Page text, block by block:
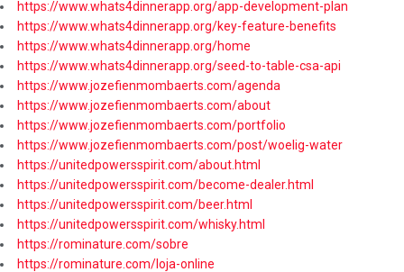
https://www.whats4dinnerapp.org/app-development-plan
https://www.whats4dinnerapp.org/key-feature-benefits
https://www.whats4dinnerapp.org/home
https://www.whats4dinnerapp.org/seed-to-table-csa-api
https://www.jozefienmombaerts.com/agenda
https://www.jozefienmombaerts.com/about
https://www.jozefienmombaerts.com/portfolio
https://www.jozefienmombaerts.com/post/woelig-water
https://unitedpowersspirit.com/about.html
https://unitedpowersspirit.com/become-dealer.html
https://unitedpowersspirit.com/beer.html
https://unitedpowersspirit.com/whisky.html
https://rominature.com/sobre
https://rominature.com/loja-online